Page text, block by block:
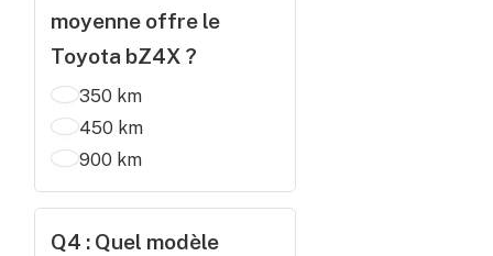
moyenne offre le
Toyota bZ4X ?
350 km
450 km
900 km
Q4 : Quel modèle